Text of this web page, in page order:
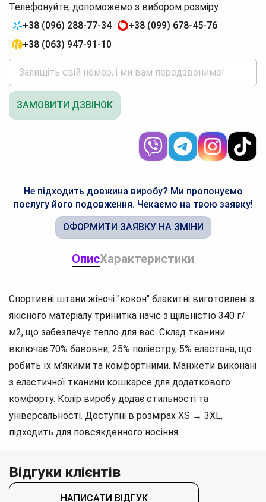
Телефонуйте, допоможемо з вибором розміру.
+38 (096) 288-77-34
+38 (099) 678-45-76
+38 (063) 947-91-10
ЗАМОВИТИ ДЗВІНОК
Не підходить довжина виробу? Ми пропонуємо
послугу його подовження. Чекаємо на твою заявку!
ОФОРМИТИ ЗАЯВКУ НА ЗМІНИ
ОписХарактеристики
Спортивні штани жіночі "кокон" блакитні виготовлені з
якісного матеріалу тринитка начіс з щільністю 340 г/
м2, що забезпечує тепло для вас. Склад тканини
включає 70% бавовни, 25% поліестру, 5% еластана, що
робить їх м'якими та комфортними. Манжети виконані
з еластичної тканини кошкарсе для додаткового
комфорту. Колір виробу додає стильності та
універсальності. Доступні в розмірах XS → 3XL,
підходить для повсякденного носіння.
Відгуки клієнтів
НАПИСАТИ ВІДГУК